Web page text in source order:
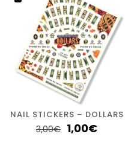
NAIL STICKERS – DOLLARS
3,00€ 1,00€